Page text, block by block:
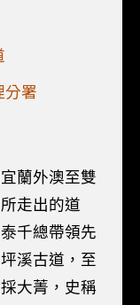
分署
蘭外澳至雙
走出的道
千總帶領先
溪古道，至
大菁，史稱